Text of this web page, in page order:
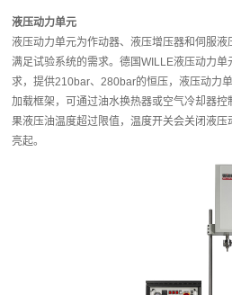
液压动力单元
液压动力单元为作动器、液压增压器和伺服
满足试验系统的需求。德国WILLE液压动力
求，提供210bar、280bar的恒压，液压动力
加载框架，可通过油水换热器或空气冷却器
果液压油温度超过限值，温度开关会关闭液
亮起。